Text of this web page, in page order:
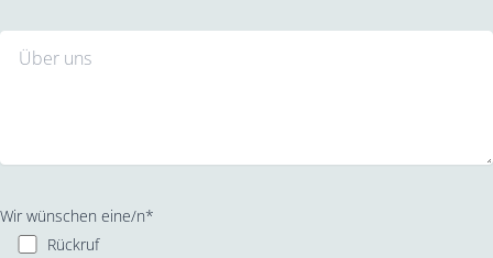
Wir wünschen eine/n*
Rückruf